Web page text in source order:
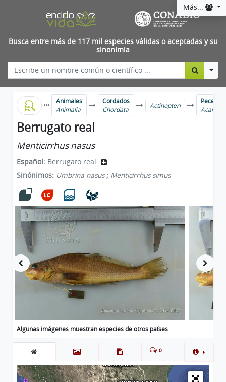
Más...
Busca entre más de 117 mil especies válidas o aceptadas y su
sinonimia
Animales
Animalia
Cordados
Chordata
Actinopteri
Peces
Berrugato real
Menticirrhus nasus
Español: Berrugato real
...
Sinónimos: Umbrina nasus ; Menticirrhus simus
Algunas imágenes muestran especies de otros países
0